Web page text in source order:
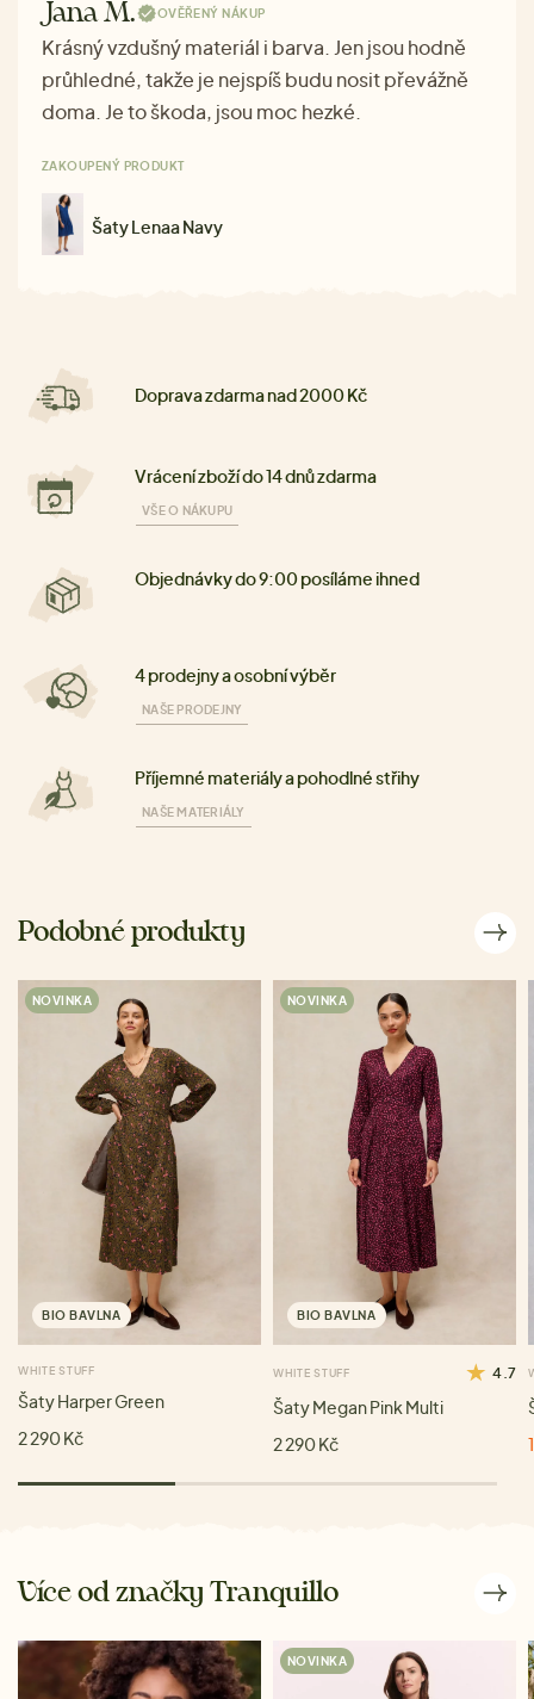
Jana M. OVĚŘENÝ NÁKUP
Krásný vzdušný materiál i barva. Jen jsou hodně
průhledné, takže je nejspíš budu nosit převážně
doma. Je to škoda, jsou moc hezké.
ZAKOUPENÝ PRODUKT
Šaty Lenaa Navy
Doprava zdarma nad 2000 Kč
Vrácení zboží do 14 dnů zdarma
VŠE O NÁKUPU
Objednávky do 9:00 posíláme ihned
4 prodejny a osobní výběr
NAŠE PRODEJNY
Příjemné materiály a pohodlné střihy
NAŠE MATERIÁLY
Podobné produkty
NOVINKA
BIO BAVLNA
WHITE STUFF
Šaty Harper Green
2 290 Kč
NOVINKA
BIO BAVLNA
WHITE STUFF 4.7
Šaty Megan Pink Multi
2 290 Kč
Více od značky Tranquillo
NOVINKA